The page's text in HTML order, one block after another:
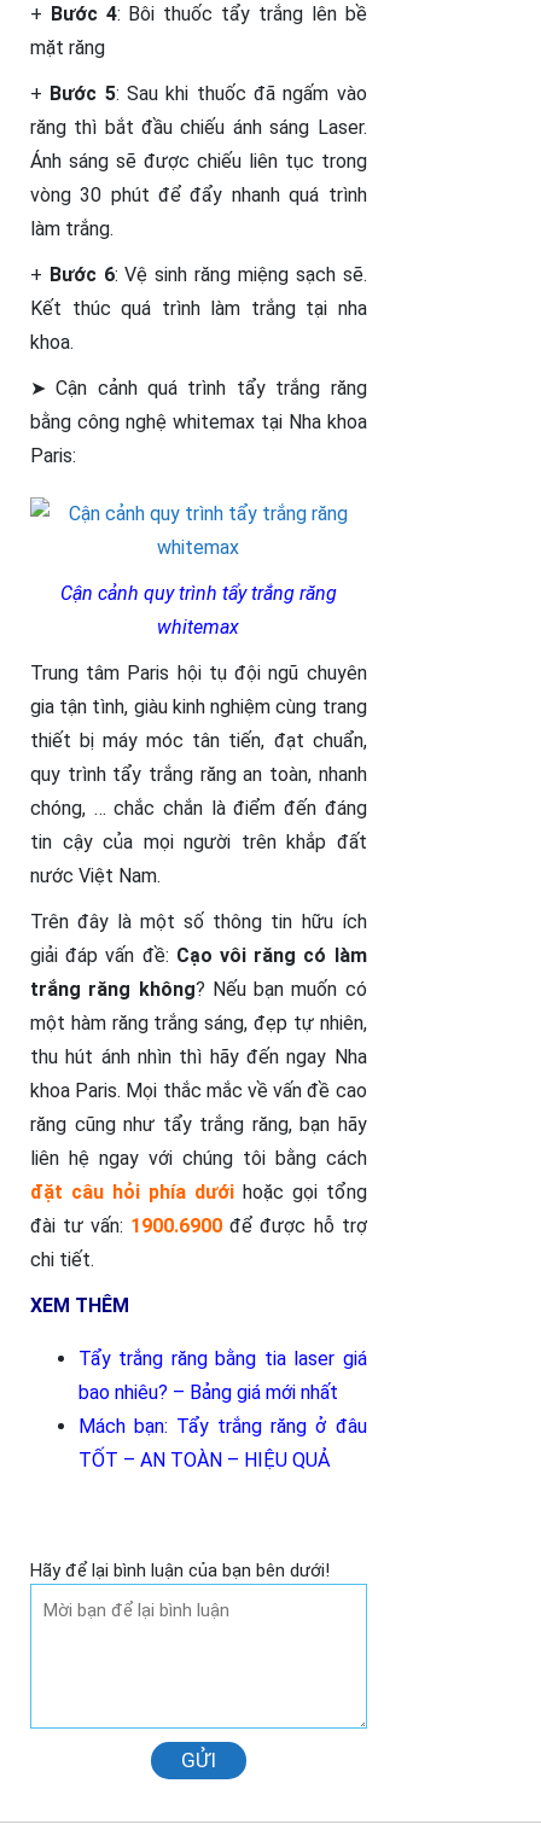
+ Bước 4: Bôi thuốc tẩy trắng lên bề
mặt răng
+ Bước 5: Sau khi thuốc đã ngấm vào
răng thì bắt đầu chiếu ánh sáng Laser.
Ánh sáng sẽ được chiếu liên tục trong
vòng 30 phút để đẩy nhanh quá trình
làm trắng.
+ Bước 6: Vệ sinh răng miệng sạch sẽ.
Kết thúc quá trình làm trắng tại nha
khoa.
➤ Cận cảnh quá trình tẩy trắng răng
bằng công nghệ whitemax tại Nha khoa
Paris:
Cận cảnh quy trình tẩy trắng răng
whitemax
Trung tâm Paris hội tụ đội ngũ chuyên
gia tận tình, giàu kinh nghiệm cùng trang
thiết bị máy móc tân tiến, đạt chuẩn,
quy trình tẩy trắng răng an toàn, nhanh
chóng, … chắc chắn là điểm đến đáng
tin cậy của mọi người trên khắp đất
nước Việt Nam.
Trên đây là một số thông tin hữu ích
giải đáp vấn đề: Cạo vôi răng có làm
trắng răng không? Nếu bạn muốn có
một hàm răng trắng sáng, đẹp tự nhiên,
thu hút ánh nhìn thì hãy đến ngay Nha
khoa Paris. Mọi thắc mắc về vấn đề cao
răng cũng như tẩy trắng răng, bạn hãy
liên hệ ngay với chúng tôi bằng cách
đặt câu hỏi phía dưới hoặc gọi tổng
đài tư vấn: 1900.6900 để được hỗ trợ
chi tiết.
XEM THÊM
Tẩy trắng răng bằng tia laser giá
bao nhiêu? – Bảng giá mới nhất
Mách bạn: Tẩy trắng răng ở đâu
TỐT – AN TOÀN – HIỆU QUẢ
Hãy để lại bình luận của bạn bên dưới!
GỬI